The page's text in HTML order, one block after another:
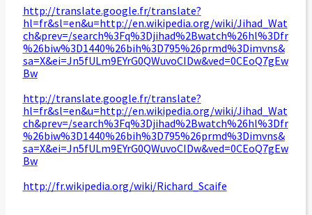
http://translate.google.fr/translate?
hl=fr&sl=en&u=http://en.wikipedia.org/wiki/Jihad_Wat
ch&prev=/search%3Fq%3Djihad%2Bwatch%26hl%3Dfr
%26biw%3D1440%26bih%3D795%26prmd%3Dimvns&
sa=X&ei=Jn5fULm9EYrG0QWuvoCIDw&ved=0CEoQ7gEw
Bw
http://translate.google.fr/translate?
hl=fr&sl=en&u=http://en.wikipedia.org/wiki/Jihad_Wat
ch&prev=/search%3Fq%3Djihad%2Bwatch%26hl%3Dfr
%26biw%3D1440%26bih%3D795%26prmd%3Dimvns&
sa=X&ei=Jn5fULm9EYrG0QWuvoCIDw&ved=0CEoQ7gEw
Bw
http://fr.wikipedia.org/wiki/Richard_Scaife